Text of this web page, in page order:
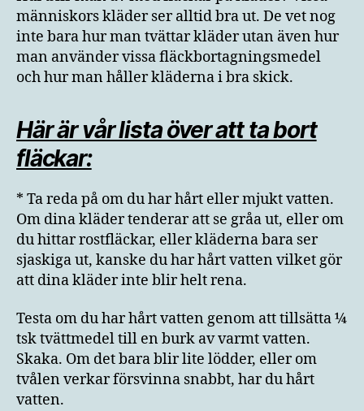
människors kläder ser alltid bra ut. De vet nog
inte bara hur man tvättar kläder utan även hur
man använder vissa fläckbortagningsmedel
och hur man håller kläderna i bra skick.
Här är vår lista över att ta bort
fläckar:
* Ta reda på om du har hårt eller mjukt vatten.
Om dina kläder tenderar att se gråa ut, eller om
du hittar rostfläckar, eller kläderna bara ser
sjaskiga ut, kanske du har hårt vatten vilket gör
att dina kläder inte blir helt rena.
Testa om du har hårt vatten genom att tillsätta ¼
tsk tvättmedel till en burk av varmt vatten.
Skaka. Om det bara blir lite lödder, eller om
tvålen verkar försvinna snabbt, har du hårt
vatten.